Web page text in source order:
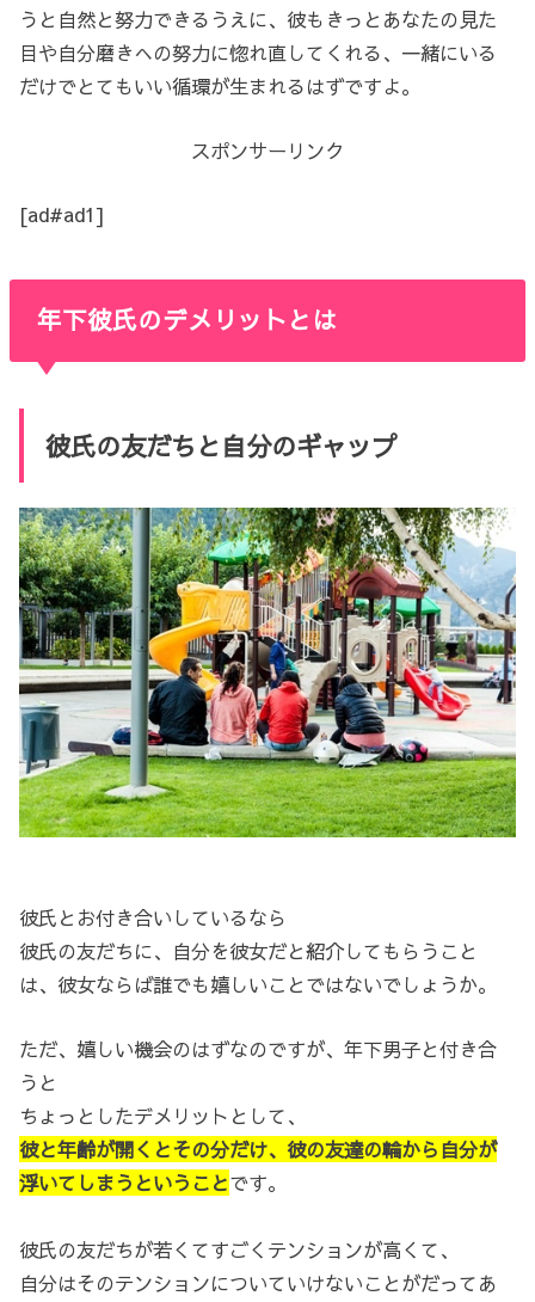
うと自然と努力できるうえに、彼もきっとあなたの見た
目や自分磨きへの努力に惚れ直してくれる、一緒にいる
だけでとてもいい循環が生まれるはずですよ。
スポンサーリンク
[ad#ad1]
年下彼氏のデメリットとは
彼氏の友だちと自分のギャップ
彼氏とお付き合いしているなら
彼氏の友だちに、自分を彼女だと紹介してもらうこと
は、彼女ならば誰でも嬉しいことではないでしょうか。
ただ、嬉しい機会のはずなのですが、年下男子と付き合
うと
ちょっとしたデメリットとして、
彼と年齢が開くとその分だけ、彼の友達の輪から自分が
浮いてしまうということです。
彼氏の友だちが若くてすごくテンションが高くて、
自分はそのテンションについていけないことがだってあ